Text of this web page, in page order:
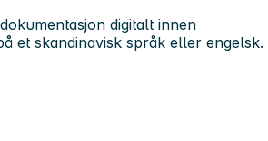
digitalt innen
et skandinavisk språk eller engelsk.